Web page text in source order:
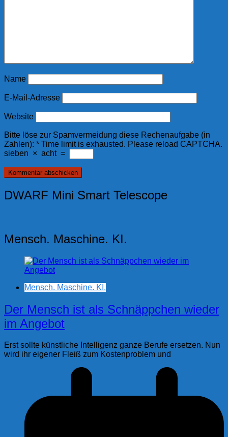
Name
E-Mail-Adresse
Website
Bitte löse zur Spamvermeidung diese Rechenaufgabe (in
Zahlen): * Time limit is exhausted. Please reload CAPTCHA.
sieben × acht =
DWARF Mini Smart Telescope
Mensch. Maschine. KI.
Mensch. Maschine. KI.
Der Mensch ist als Schnäppchen wieder
im Angebot
Erst sollte künstliche Intelligenz ganze Berufe ersetzen. Nun
wird ihr eigener Fleiß zum Kostenproblem und